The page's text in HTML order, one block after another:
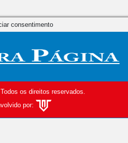
os direitos reservados.
por:
consentimento